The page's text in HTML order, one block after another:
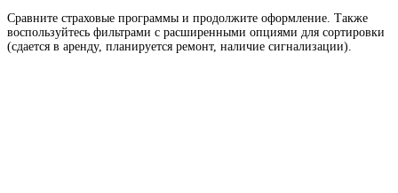
Сравните страховые программы и продолжите оформление. Также
воспользуйтесь фильтрами с расширенными опциями для сортировки
(сдается в аренду, планируется ремонт, наличие сигнализации).